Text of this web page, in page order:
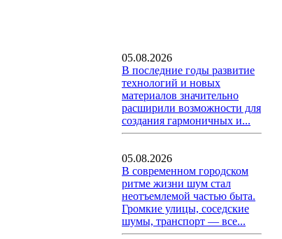
05.08.2026
В последние годы развитие
технологий и новых
материалов значительно
расширили возможности для
создания гармоничных и...
05.08.2026
В современном городском
ритме жизни шум стал
неотъемлемой частью быта.
Громкие улицы, соседские
шумы, транспорт — все...